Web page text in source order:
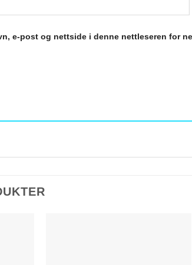
e-post og nettside i denne nettleseren for